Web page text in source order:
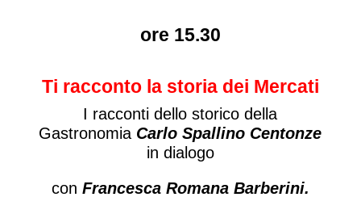
ore 15.30
Ti racconto la storia dei Mercati
I racconti dello storico della
Gastronomia Carlo Spallino Centonze
in dialogo
con Francesca Romana Barberini.